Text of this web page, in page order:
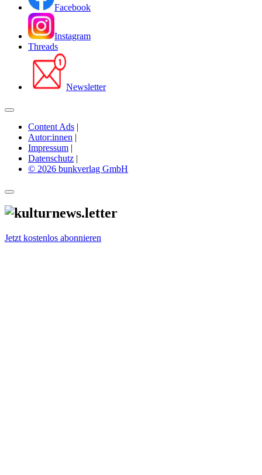
Facebook
Instagram
Threads
Newsletter
Content Ads |
Autor:innen |
Impressum |
Datenschutz |
© 2026 bunkverlag GmbH
Jetzt kostenlos abonnieren